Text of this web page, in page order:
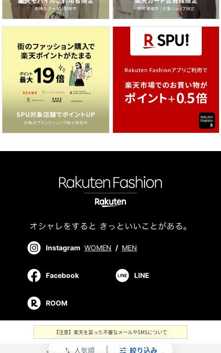
swap_vert 人気順 絞り込み
Instagram WOMEN / MEN
Facebook LINE
ROOM
【注意】楽天を装った不審なメールやSMSについて